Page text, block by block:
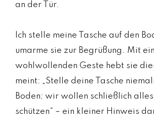
an der Tür.
Ich stelle meine Tasche auf den
umarme sie zur Begrüßung. Mit
wohlwollenden Geste hebt sie
meint: „Stelle deine Tasche
Boden; wir wollen schließlich
schützen“ – ein kleiner Hinweis